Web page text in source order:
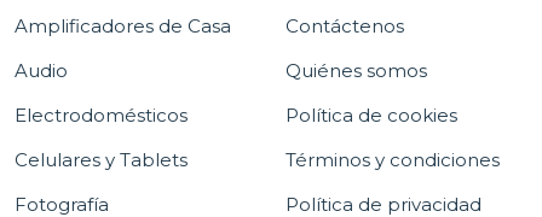
Amplificadores de Casa
Audio
Electrodomésticos
Celulares y Tablets
Fotografía
Contáctenos
Quiénes somos
Política de cookies
Términos y condiciones
Política de privacidad